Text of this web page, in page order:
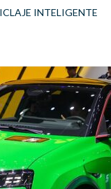
INTELIGENTE